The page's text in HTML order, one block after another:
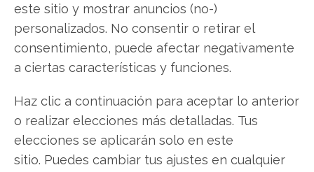
este sitio y mostrar anuncios (no-)
personalizados. No consentir o retirar el
consentimiento, puede afectar negativamente
a ciertas características y funciones.
Haz clic a continuación para aceptar lo anterior
o realizar elecciones más detalladas. Tus
elecciones se aplicarán solo en este
sitio. Puedes cambiar tus ajustes en cualquier
Facebook